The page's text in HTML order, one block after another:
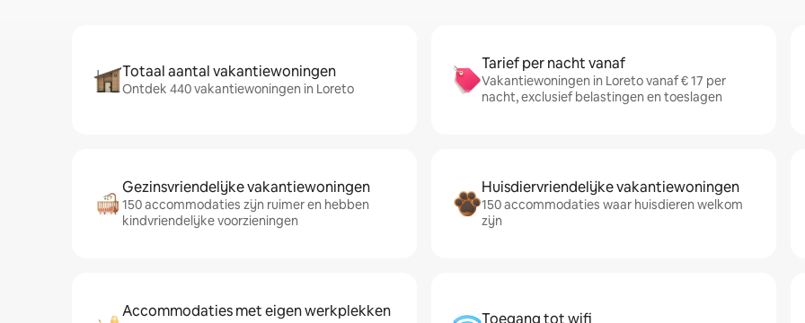
Totaal aantal vakantiewoningen
Ontdek 440 vakantiewoningen in Loreto
Tarief per nacht vanaf
Vakantiewoningen in Loreto vanaf € 17 per
nacht, exclusief belastingen en toeslagen
Gezinsvriendelijke vakantiewoningen
150 accommodaties zijn ruimer en hebben
kindvriendelijke voorzieningen
Huisdiervriendelijke vakantiewoningen
150 accommodaties waar huisdieren welkom
zijn
Accommodaties met eigen werkplekken Toegang tot wifi